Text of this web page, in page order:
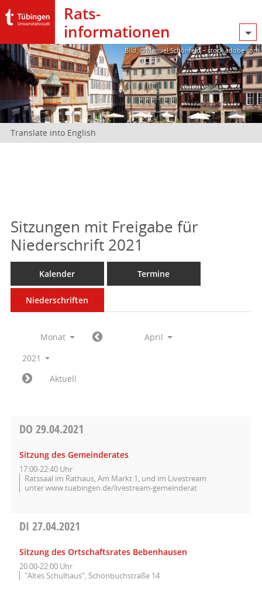
Rats­
informationen
Bild: @Manuel Schönfeld – stock.adobe.com
Translate into English
Sitzungen mit Freigabe für
Niederschrift 2021
Kalender Termine
Niederschriften
Monat
April
2021
Aktuell
DO 29.04.2021
Sitzung des Gemeinderates
17:00-22:40 Uhr
Ratssaal im Rathaus, Am Markt 1, und im Livestream
unter www.tuebingen.de/livestream-gemeinderat
DI 27.04.2021
Sitzung des Ortschaftsrates Bebenhausen
20:00-22:00 Uhr
"Altes Schulhaus", Schönbuchstraße 14